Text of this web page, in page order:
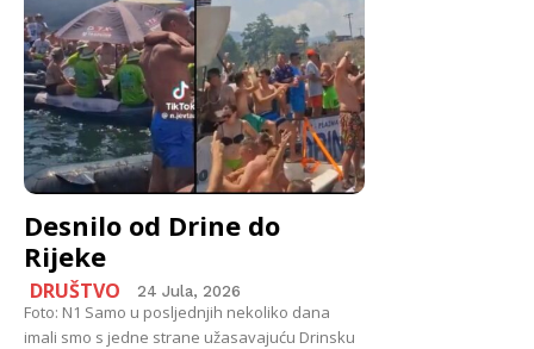
Desnilo od Drine do
Rijeke
DRUŠTVO 24 Jula, 2026
Foto: N1 Samo u posljednjih nekoliko dana
imali smo s jedne strane užasavajuću Drinsku